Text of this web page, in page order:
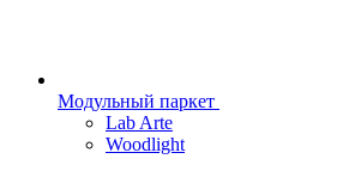
Модульный паркет
Lab Arte
Woodlight